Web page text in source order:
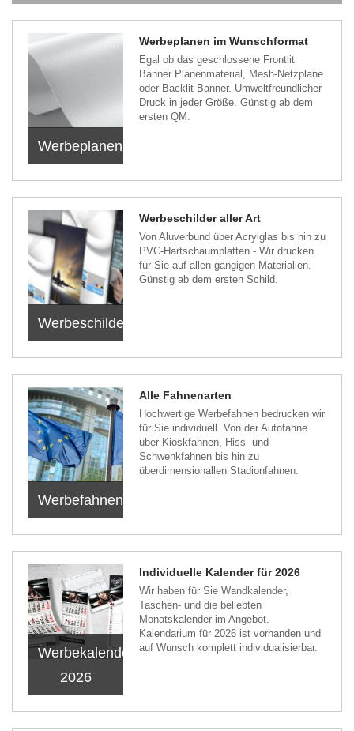
Werbeplanen
Werbeplanen im Wunschformat
Egal ob das geschlossene Frontlit
Banner Planenmaterial, Mesh-Netzplane
oder Backlit Banner. Umweltfreundlicher
Druck in jeder Größe. Günstig ab dem
ersten QM.
Werbeschilder
Werbeschilder aller Art
Von Aluverbund über Acrylglas bis hin zu
PVC-Hartschaumplatten - Wir drucken
für Sie auf allen gängigen Materialien.
Günstig ab dem ersten Schild.
Werbefahnen
Alle Fahnenarten
Hochwertige Werbefahnen bedrucken wir
für Sie individuell. Von der Autofahne
über Kioskfahnen, Hiss- und
Schwenkfahnen bis hin zu
überdimensionallen Stadionfahnen.
Werbekalender
2026
Individuelle Kalender für 2026
Wir haben für Sie Wandkalender,
Taschen- und die beliebten
Monatskalender im Angebot.
Kalendarium für 2026 ist vorhanden und
auf Wunsch komplett individualisierbar.